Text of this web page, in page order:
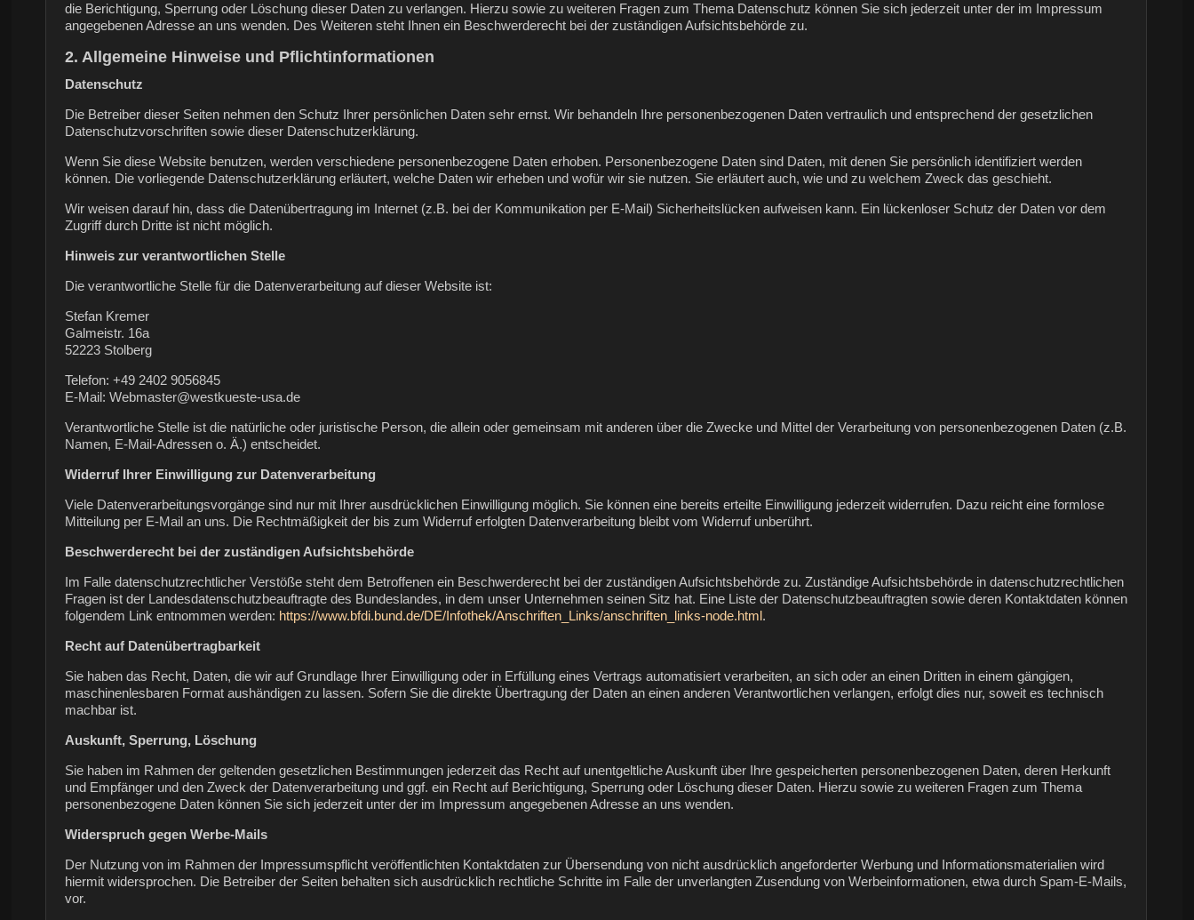
die Berichtigung, Sperrung oder Löschung dieser Daten zu verlangen. Hierzu sowie zu weiteren Fragen zum Thema Datenschutz können Sie sich jederzeit unter der im Impressum
angegebenen Adresse an uns wenden. Des Weiteren steht Ihnen ein Beschwerderecht bei der zuständigen Aufsichtsbehörde zu.
2. Allgemeine Hinweise und Pflichtinformationen
Datenschutz
Die Betreiber dieser Seiten nehmen den Schutz Ihrer persönlichen Daten sehr ernst. Wir behandeln Ihre personenbezogenen Daten vertraulich und entsprechend der gesetzlichen
Datenschutzvorschriften sowie dieser Datenschutzerklärung.
Wenn Sie diese Website benutzen, werden verschiedene personenbezogene Daten erhoben. Personenbezogene Daten sind Daten, mit denen Sie persönlich identifiziert werden
können. Die vorliegende Datenschutzerklärung erläutert, welche Daten wir erheben und wofür wir sie nutzen. Sie erläutert auch, wie und zu welchem Zweck das geschieht.
Wir weisen darauf hin, dass die Datenübertragung im Internet (z.B. bei der Kommunikation per E-Mail) Sicherheitslücken aufweisen kann. Ein lückenloser Schutz der Daten vor dem
Zugriff durch Dritte ist nicht möglich.
Hinweis zur verantwortlichen Stelle
Die verantwortliche Stelle für die Datenverarbeitung auf dieser Website ist:
Stefan Kremer
Galmeistr. 16a
52223 Stolberg
Telefon: +49 2402 9056845
E-Mail: Webmaster@westkueste-usa.de
Verantwortliche Stelle ist die natürliche oder juristische Person, die allein oder gemeinsam mit anderen über die Zwecke und Mittel der Verarbeitung von personenbezogenen Daten (z.B.
Namen, E-Mail-Adressen o. Ä.) entscheidet.
Widerruf Ihrer Einwilligung zur Datenverarbeitung
Viele Datenverarbeitungsvorgänge sind nur mit Ihrer ausdrücklichen Einwilligung möglich. Sie können eine bereits erteilte Einwilligung jederzeit widerrufen. Dazu reicht eine formlose
Mitteilung per E-Mail an uns. Die Rechtmäßigkeit der bis zum Widerruf erfolgten Datenverarbeitung bleibt vom Widerruf unberührt.
Beschwerderecht bei der zuständigen Aufsichtsbehörde
Im Falle datenschutzrechtlicher Verstöße steht dem Betroffenen ein Beschwerderecht bei der zuständigen Aufsichtsbehörde zu. Zuständige Aufsichtsbehörde in datenschutzrechtlichen
Fragen ist der Landesdatenschutzbeauftragte des Bundeslandes, in dem unser Unternehmen seinen Sitz hat. Eine Liste der Datenschutzbeauftragten sowie deren Kontaktdaten können
folgendem Link entnommen werden: https://www.bfdi.bund.de/DE/Infothek/Anschriften_Links/anschriften_links-node.html.
Recht auf Datenübertragbarkeit
Sie haben das Recht, Daten, die wir auf Grundlage Ihrer Einwilligung oder in Erfüllung eines Vertrags automatisiert verarbeiten, an sich oder an einen Dritten in einem gängigen,
maschinenlesbaren Format aushändigen zu lassen. Sofern Sie die direkte Übertragung der Daten an einen anderen Verantwortlichen verlangen, erfolgt dies nur, soweit es technisch
machbar ist.
Auskunft, Sperrung, Löschung
Sie haben im Rahmen der geltenden gesetzlichen Bestimmungen jederzeit das Recht auf unentgeltliche Auskunft über Ihre gespeicherten personenbezogenen Daten, deren Herkunft
und Empfänger und den Zweck der Datenverarbeitung und ggf. ein Recht auf Berichtigung, Sperrung oder Löschung dieser Daten. Hierzu sowie zu weiteren Fragen zum Thema
personenbezogene Daten können Sie sich jederzeit unter der im Impressum angegebenen Adresse an uns wenden.
Widerspruch gegen Werbe-Mails
Der Nutzung von im Rahmen der Impressumspflicht veröffentlichten Kontaktdaten zur Übersendung von nicht ausdrücklich angeforderter Werbung und Informationsmaterialien wird
hiermit widersprochen. Die Betreiber der Seiten behalten sich ausdrücklich rechtliche Schritte im Falle der unverlangten Zusendung von Werbeinformationen, etwa durch Spam-E-Mails,
vor.